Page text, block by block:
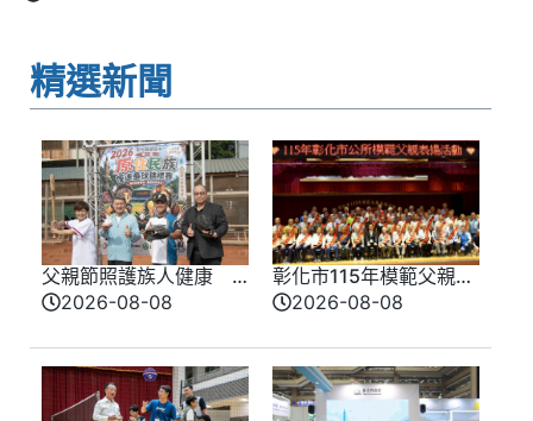
精選新聞
父親節照護族人健康
彰基走進原民壘球賽關
2026-08-08
彰化市115年模範父親表
揚 56位模範父親由家人
2026-08-08